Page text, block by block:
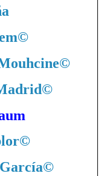
©
©
©
©
©